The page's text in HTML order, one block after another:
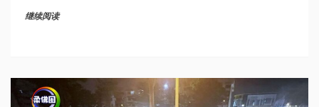
继续阅读